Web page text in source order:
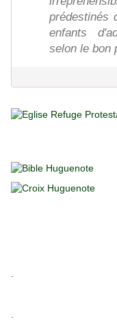
prédestinés
enfants
selon le bon